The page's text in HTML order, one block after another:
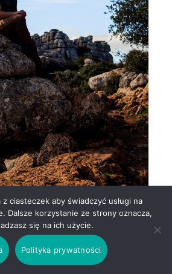
ciasteczek aby świadczyć usługi na
Dalsze korzystanie ze strony oznacza,
się na ich użycie.
Polityka prywatności